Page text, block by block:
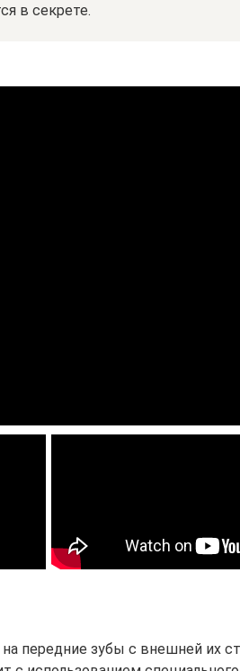
в секрете.
передние зубы с внешней их